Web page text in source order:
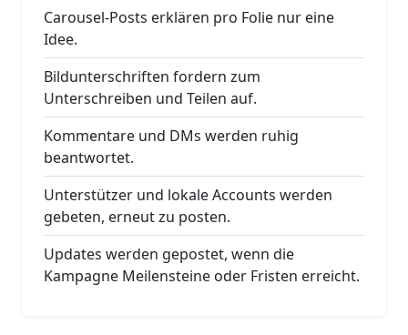
Carousel-Posts erklären pro Folie nur eine
Idee.
Bildunterschriften fordern zum
Unterschreiben und Teilen auf.
Kommentare und DMs werden ruhig
beantwortet.
Unterstützer und lokale Accounts werden
gebeten, erneut zu posten.
Updates werden gepostet, wenn die
Kampagne Meilensteine oder Fristen erreicht.